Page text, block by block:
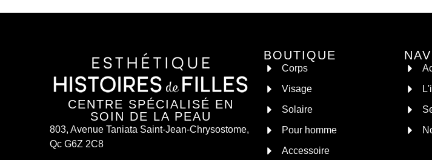
CENTRE SPÉCIALISÉ EN
SOIN DE LA PEAU
803, Avenue Taniata Saint-Jean-Chrysostome,
Qc G6Z 2C8
BOUTIQUE
Corps
Visage
Solaire
Pour homme
Accessoire